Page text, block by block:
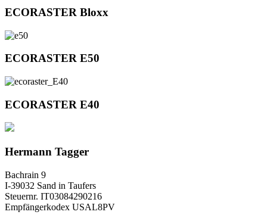
ECORASTER Bloxx
ECORASTER E50
ECORASTER E40
Hermann Tagger
Bachrain 9
I-39032 Sand in Taufers
Steuernr. IT03084290216
Empfängerkodex USAL8PV